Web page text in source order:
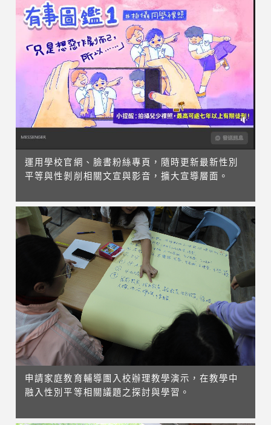
運用學校官網、臉書粉絲專頁，隨時更新最新性別
平等與性剝削相關文宣與影音，擴大宣導層面。
申請家庭教育輔導團入校辦理教學演示，在教學中
融入性別平等相關議題之探討與學習。